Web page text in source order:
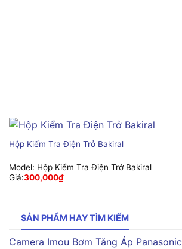
Hộp Kiểm Tra Điện Trở Bakiral
Model: Hộp Kiểm Tra Điện Trở Bakiral
Giá:300,000₫
SẢN PHẨM HAY TÌM KIẾM
Camera Imou Bơm Tăng Áp Panasonic